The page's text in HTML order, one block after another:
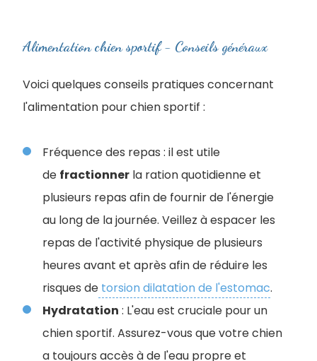
Alimentation chien sportif - Conseils généraux
Voici quelques conseils pratiques concernant
l'alimentation pour chien sportif :
Fréquence des repas : il est utile
de fractionner la ration quotidienne et
plusieurs repas afin de fournir de l'énergie
au long de la journée. Veillez à espacer les
repas de l'activité physique de plusieurs
heures avant et après afin de réduire les
risques de torsion dilatation de l'estomac.
Hydratation : L'eau est cruciale pour un
chien sportif. Assurez-vous que votre chien
a toujours accès à de l'eau propre et